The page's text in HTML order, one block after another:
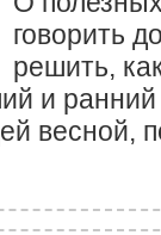
говорить
решить,
и
весной,